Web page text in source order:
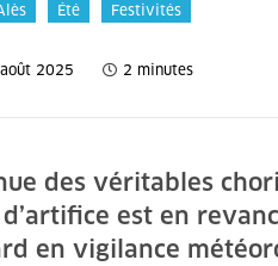
Été Festivités
2025 2 minutes
des véritables
est en
en vigilance